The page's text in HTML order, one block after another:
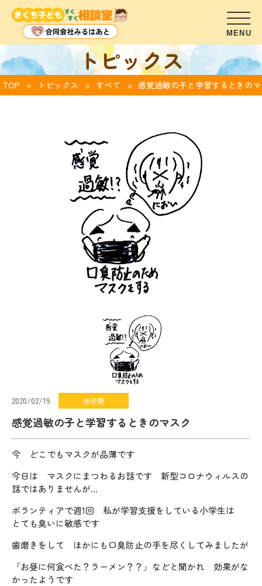
トピックス
TOP トピックス すべて 感覚過敏の子と学習するときの
2020/02/19 未分類
感覚過敏の子と学習するときのマスク
今 どこでもマスクが品薄です
今日は マスクにまつわるお話です 新型コロナウィルスの
話ではありませんが…
ボランティアで週1回 私が学習支援をしている小学生は
とても臭いに敏感です
歯磨きをして ほかにも口臭防止の手を尽くしてみましたが
「お昼に何食べた？ラーメン？？」などと聞かれ 効果がな
かったようです